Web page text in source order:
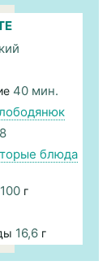
40 мин.
блюда
100г
16,6 г